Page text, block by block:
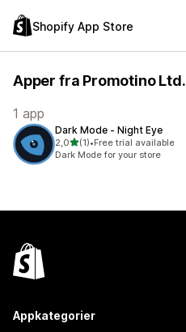
Shopify App Store
Apper fra Promotino Ltd.
1 app
Dark Mode ‑ Night Eye
2,0av 5 stjerner
(1)
Totalt 1 omtaler
•Free trial available
Dark Mode for your store
Appkategorier